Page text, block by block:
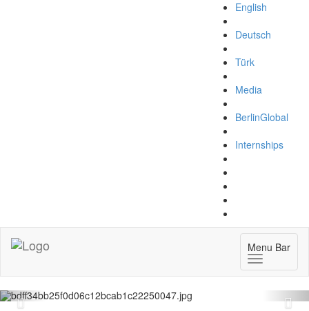
English
Deutsch
Türk
Media
BerlinGlobal
Internships
Menu Bar